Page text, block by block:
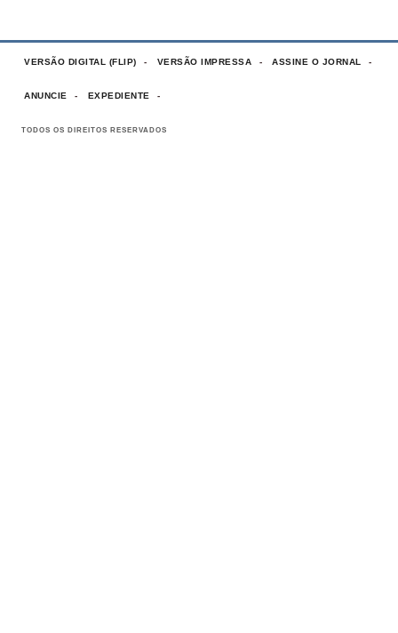
VERSÃO DIGITAL (FLIP) VERSÃO IMPRESSA ASSINE O JORNAL
ANUNCIE EXPEDIENTE
TODOS OS DIREITOS RESERVADOS